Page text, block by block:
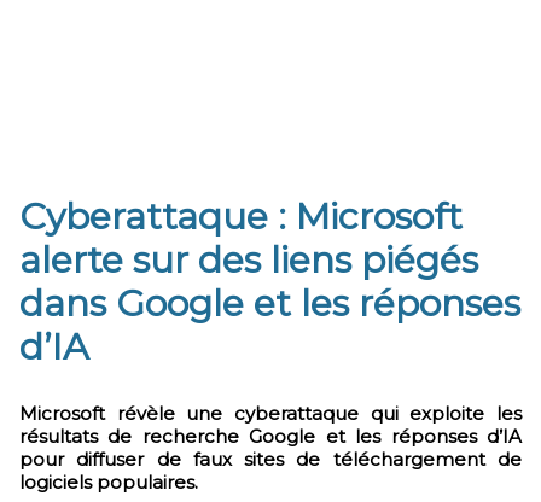
Cyberattaque : Microsoft
alerte sur des liens piégés
dans Google et les réponses
d’IA
Microsoft révèle une cyberattaque qui exploite les
résultats de recherche Google et les réponses d’IA
pour diffuser de faux sites de téléchargement de
logiciels populaires.